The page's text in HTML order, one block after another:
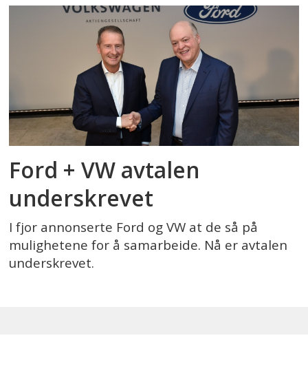
Ford + VW avtalen
underskrevet
I fjor annonserte Ford og VW at de så på
mulighetene for å samarbeide. Nå er avtalen
underskrevet.